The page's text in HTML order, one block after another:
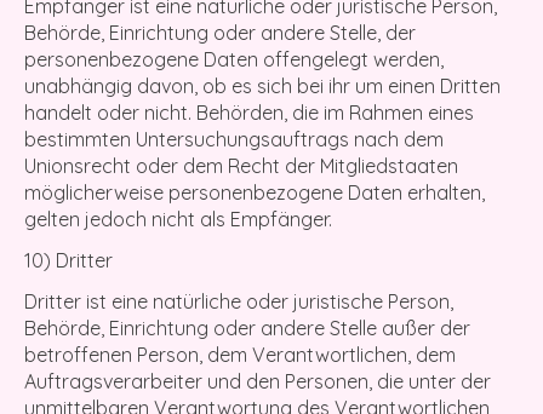
Empfänger ist eine natürliche oder juristische Person,
Behörde, Einrichtung oder andere Stelle, der
personenbezogene Daten offengelegt werden,
unabhängig davon, ob es sich bei ihr um einen Dritten
handelt oder nicht. Behörden, die im Rahmen eines
bestimmten Untersuchungsauftrags nach dem
Unionsrecht oder dem Recht der Mitgliedstaaten
möglicherweise personenbezogene Daten erhalten,
gelten jedoch nicht als Empfänger.
10) Dritter
Dritter ist eine natürliche oder juristische Person,
Behörde, Einrichtung oder andere Stelle außer der
betroffenen Person, dem Verantwortlichen, dem
Auftragsverarbeiter und den Personen, die unter der
unmittelbaren Verantwortung des Verantwortlichen